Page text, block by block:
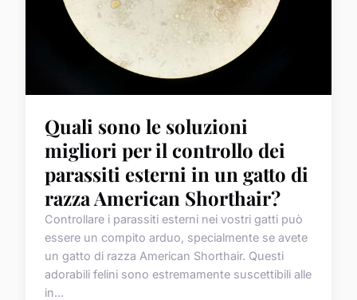
Quali sono le soluzioni
migliori per il controllo dei
parassiti esterni in un gatto di
razza American Shorthair?
Controllare i parassiti esterni nei vostri gatti può
essere un compito arduo, specialmente se avete
un gatto di razza American Shorthair. Questi
adorabili felini sono estremamente suscettibili alle
in...